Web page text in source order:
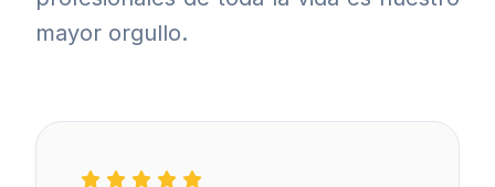
mayor orgullo.